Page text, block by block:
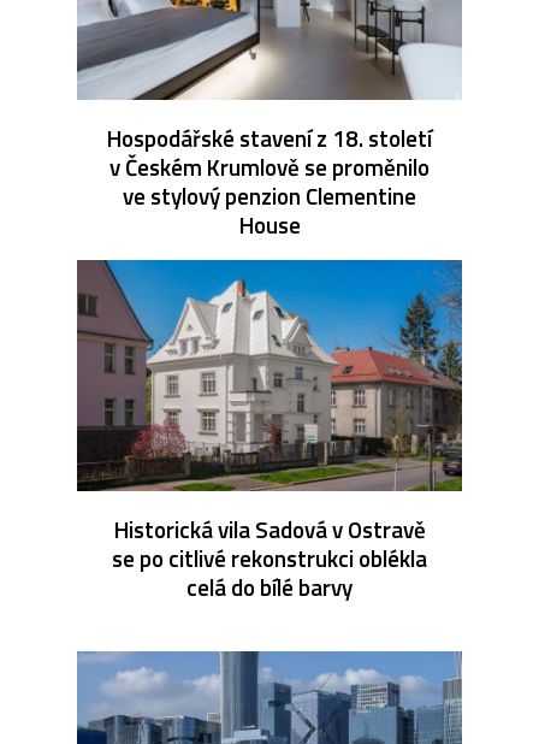
Hospodářské stavení z 18. století
v Českém Krumlově se proměnilo
ve stylový penzion Clementine
House
Historická vila Sadová v Ostravě
se po citlivé rekonstrukci oblékla
celá do bílé barvy